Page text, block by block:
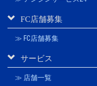
FC店舗募集
≫ FC店舗募集
サービス
≫ 店舗一覧